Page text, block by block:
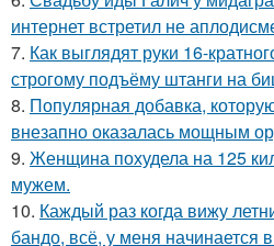
интернет встретил не
7. Как выглядят руки 16-
строгому подъёму штанги на
8. Популярная добавка,
внезапно оказалась мощным
9. Женщина похудела на 125
мужем.
10. Каждый раз когда вижу
бандо, всё, у меня начинается